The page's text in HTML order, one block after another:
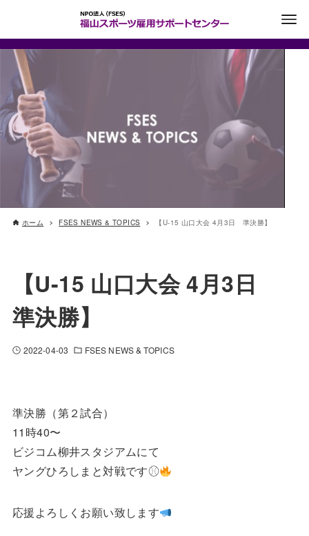
ホーム FSES NEWS & TOPICS 【U-15 山口大会 4月3日 準決勝】
【U-15 山口大会 4月3日
準決勝】
2022-04-03 FSES NEWS & TOPICS
準決勝（第２試合）
11時40〜
ビジコム柳井スタジアムにて
ヤングひろしまと対戦です⚾︎
応援よろしくお願い致します